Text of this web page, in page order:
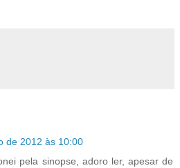
de 2012 às 10:00
pela sinopse, adoro ler, apesar de